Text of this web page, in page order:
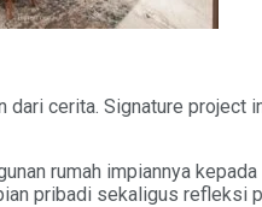
cerita. Signature project
rumah impiannya
pribadi sekaligus refleksi